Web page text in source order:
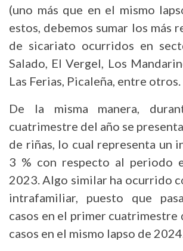
(uno más que en el mismo
estos, debemos sumar los más
de sicariato ocurridos en
Salado, El Vergel, Los
Las Ferias, Picaleña, entre otros.
De la misma manera,
cuatrimestre del año se
de riñas, lo cual representa un
3 % con respecto al periodo
2023. Algo similar ha ocurrido
intrafamiliar, puesto que
casos en el primer cuatrimestre
casos en el mismo lapso de